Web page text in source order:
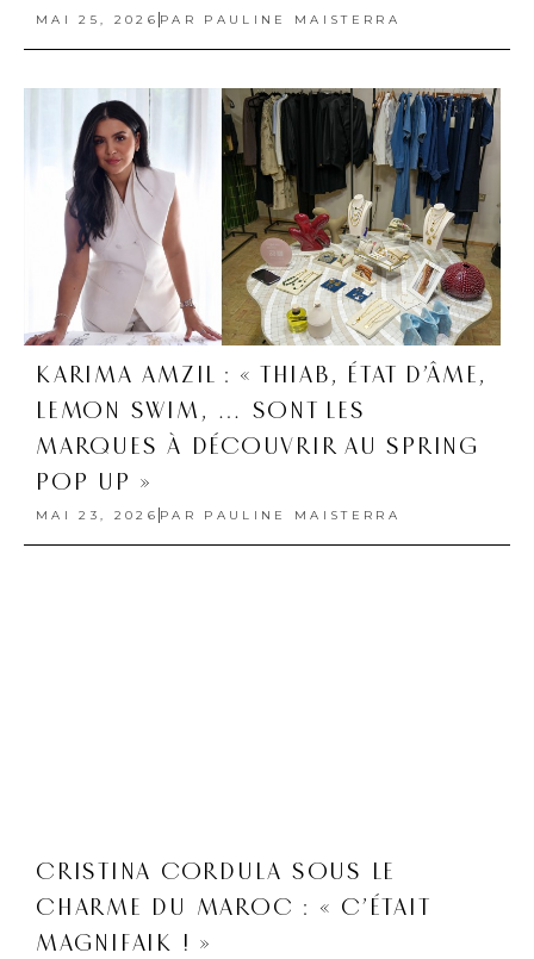
MAI 25, 2026 PAR PAULINE MAISTERRA
KARIMA AMZIL : « THIAB, ÉTAT D’ÂME,
LEMON SWIM, … SONT LES
MARQUES À DÉCOUVRIR AU SPRING
POP UP »
MAI 23, 2026 PAR PAULINE MAISTERRA
CRISTINA CORDULA SOUS LE
CHARME DU MAROC : « C’ÉTAIT
MAGNIFAIK ! »